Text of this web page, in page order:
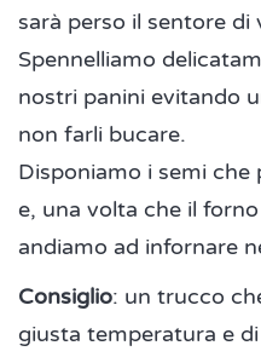
sarà perso il sentore di
Spennelliamo
nostri panini evitando
non farli bucare.
Disponiamo i semi
e, una volta che il
andiamo ad infornare
Consiglio: un trucco
giusta temperatura e